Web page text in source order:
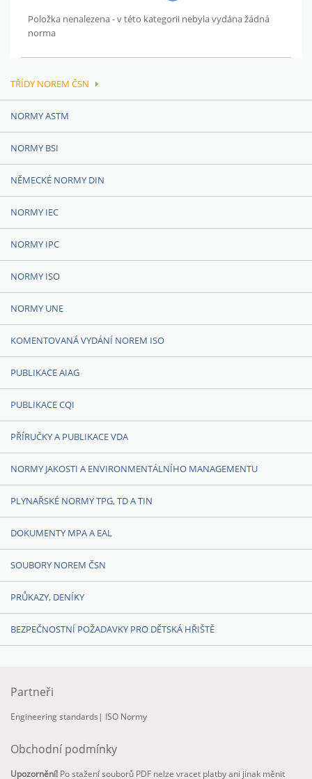
Položka nenalezena - v této kategorii nebyla vydána žádná
norma
TŘÍDY NOREM ČSN
NORMY ASTM
NORMY BSI
NĚMECKÉ NORMY DIN
NORMY IEC
NORMY IPC
NORMY ISO
NORMY UNE
KOMENTOVANÁ VYDÁNÍ NOREM ISO
PUBLIKACE AIAG
PUBLIKACE CQI
PŘÍRUČKY A PUBLIKACE VDA
NORMY JAKOSTI A ENVIRONMENTÁLNÍHO MANAGEMENTU
PLYNAŘSKÉ NORMY TPG, TD A TIN
DOKUMENTY MPA A EAL
SOUBORY NOREM ČSN
PRŮKAZY, DENÍKY
BEZPEČNOSTNÍ POŽADAVKY PRO DĚTSKÁ HŘIŠTĚ
Partneři
Engineering standards | ISO Normy
Obchodní podmínky
Upozornění! Po stažení souborů PDF nelze vracet platby ani jinak měnit